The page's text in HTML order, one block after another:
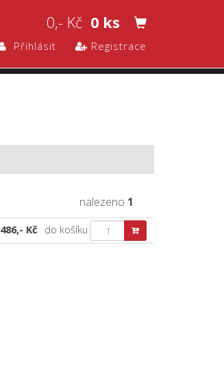
0,- Kč 0 ks
Přihlásit Registrace
nalezeno 1
486,- Kč do košíku